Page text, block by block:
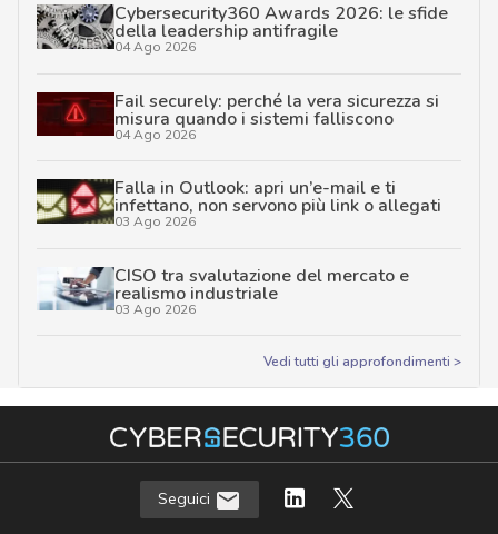
Cybersecurity360 Awards 2026: le sfide
della leadership antifragile
04 Ago 2026
Fail securely: perché la vera sicurezza si
misura quando i sistemi falliscono
04 Ago 2026
Falla in Outlook: apri un’e-mail e ti
infettano, non servono più link o allegati
03 Ago 2026
CISO tra svalutazione del mercato e
realismo industriale
03 Ago 2026
Vedi tutti gli approfondimenti >
Seguici